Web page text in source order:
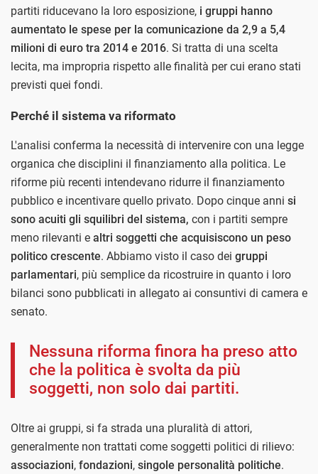
partiti riducevano la loro esposizione, i gruppi hanno
aumentato le spese per la comunicazione da 2,9 a 5,4
milioni di euro tra 2014 e 2016. Si tratta di una scelta
lecita, ma impropria rispetto alle finalità per cui erano stati
previsti quei fondi.
Perché il sistema va riformato
L'analisi conferma la necessità di intervenire con una legge
organica che disciplini il finanziamento alla politica. Le
riforme più recenti intendevano ridurre il finanziamento
pubblico e incentivare quello privato. Dopo cinque anni si
sono acuiti gli squilibri del sistema, con i partiti sempre
meno rilevanti e altri soggetti che acquisiscono un peso
politico crescente. Abbiamo visto il caso dei gruppi
parlamentari, più semplice da ricostruire in quanto i loro
bilanci sono pubblicati in allegato ai consuntivi di camera e
senato.
Nessuna riforma finora ha preso atto
che la politica è svolta da più
soggetti, non solo dai partiti.
Oltre ai gruppi, si fa strada una pluralità di attori,
generalmente non trattati come soggetti politici di rilievo:
associazioni, fondazioni, singole personalità politiche.